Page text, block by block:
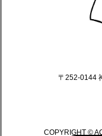
〒252-0144
COPYRIGHT ©